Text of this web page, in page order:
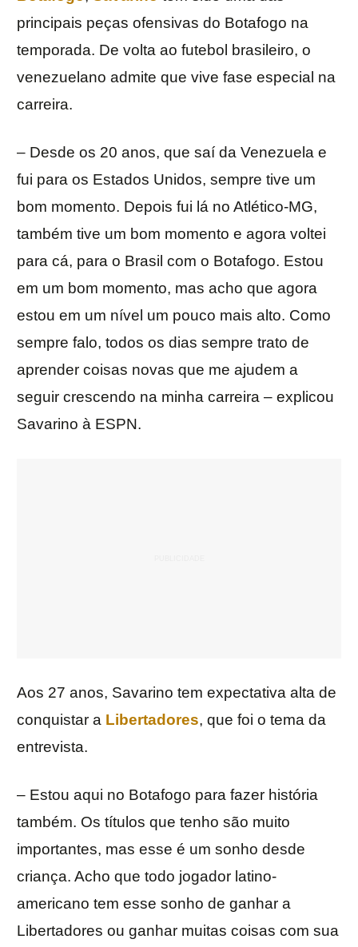
principais peças ofensivas do Botafogo na
temporada. De volta ao futebol brasileiro, o
venezuelano admite que vive fase especial na
carreira.
– Desde os 20 anos, que saí da Venezuela e
fui para os Estados Unidos, sempre tive um
bom momento. Depois fui lá no Atlético-MG,
também tive um bom momento e agora voltei
para cá, para o Brasil com o Botafogo. Estou
em um bom momento, mas acho que agora
estou em um nível um pouco mais alto. Como
sempre falo, todos os dias sempre trato de
aprender coisas novas que me ajudem a
seguir crescendo na minha carreira – explicou
Savarino à ESPN.
Aos 27 anos, Savarino tem expectativa alta de
conquistar a Libertadores, que foi o tema da
entrevista.
– Estou aqui no Botafogo para fazer história
também. Os títulos que tenho são muito
importantes, mas esse é um sonho desde
criança. Acho que todo jogador latino-
americano tem esse sonho de ganhar a
Libertadores ou ganhar muitas coisas com sua